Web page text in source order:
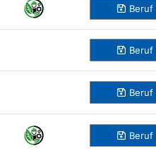
Beruf
Beruf
Beruf
Beruf